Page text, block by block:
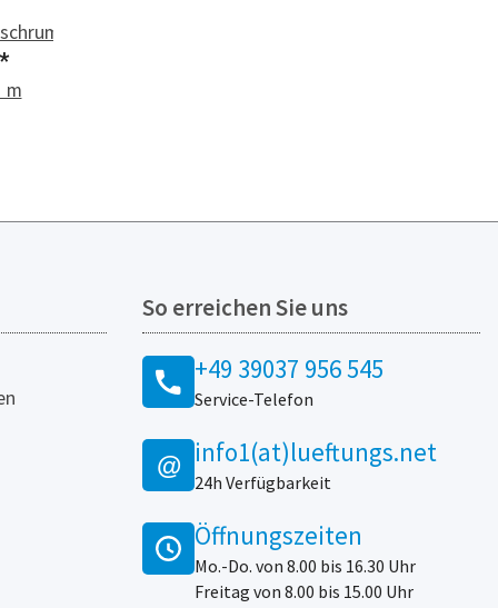
*
m
So erreichen Sie uns
+49 39037 956 545
Service-Telefon
@ info1(at)lueftungs.net
24h Verfügbarkeit
Öffnungszeiten
Mo.-Do. von 8.00 bis 16.30 Uhr
Freitag von 8.00 bis 15.00 Uhr